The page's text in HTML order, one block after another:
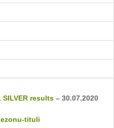
SILVER results – 30.07.2020
tituli